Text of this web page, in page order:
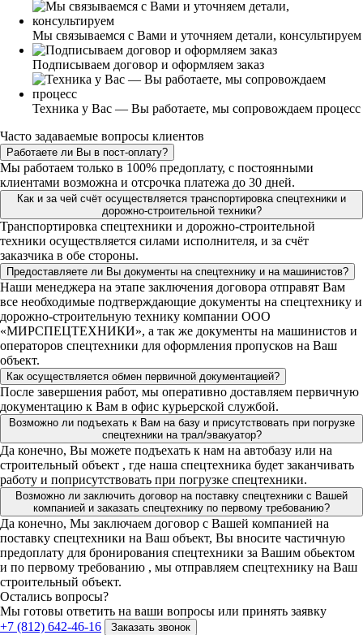
Мы связываемся с Вами и уточняем детали, консультируем
Подписываем договор и оформляем заказ
Техника у Вас — Вы работаете, мы сопровождаем процесс
Часто задаваемые вопросы клиентов
Работаете ли Вы в пост-оплату?
Мы работаем только в 100% предоплату, с постоянными
клиентами возможна и отсрочка платежа до 30 дней.
Как и за чей счёт осуществляется транспортировка спецтехники и
дорожно-строительной техники?
Транспортировка спецтехники и дорожно-строительной
техники осуществляется силами исполнителя, и за счёт
заказчика в обе стороны.
Предоставляете ли Вы документы на спецтехнику и на машинистов?
Наши менеджера на этапе заключения договора отправят Вам
все необходимые подтверждающие документы на спецтехнику и
дорожно-строительную технику компании ООО
«МИРСПЕЦТЕХНИКИ», а так же документы на машинистов и
операторов спецтехники для оформления пропусков на Ваш
объект.
Как осуществляется обмен первичной документацией?
После завершения работ, мы оперативно доставляем первичную
документацию к Вам в офис курьерской службой.
Возможно ли подъехать к Вам на базу и присутствовать при погрузке
спецтехники на трал/эвакуатор?
Да конечно, Вы можете подъехать к нам на автобазу или на
строительный объект , где наша спецтехника будет заканчивать
работу и поприсутствовать при погрузке спецтехники.
Возможно ли заключить договор на поставку спецтехники с Вашей
компанией и заказать спецтехнику по первому требованию?
Да конечно, Мы заключаем договор с Вашей компанией на
поставку спецтехники на Ваш объект, Вы вносите частичную
предоплату для бронирования спецтехники за Вашим обьектом
и по первому требованию , мы отправляем спецтехнику на Ваш
строительный объект.
Остались вопросы?
Мы готовы ответить на ваши вопросы или принять заявку
+7 (812) 642-46-16
Заказать звонок